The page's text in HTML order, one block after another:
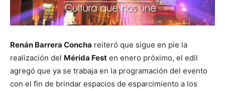
Renán Barrera Concha reiteró que sigue en pie la
realización del Mérida Fest en enero próximo, el edil
agregó que ya se trabaja en la programación del evento
con el fin de brindar espacios de esparcimiento a los